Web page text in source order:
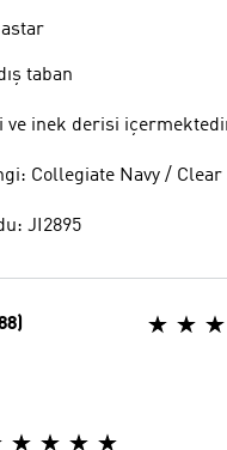
taban
ve inek derisi
Collegiate Navy / Clear
JI2895